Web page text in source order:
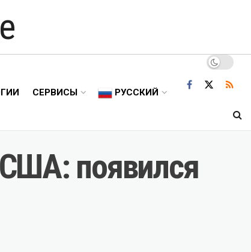
СЕРВИСЫ РУССКИЙ
США: появился